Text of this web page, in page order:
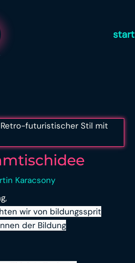
start
Karacsony
wir von bildungssprit
der Bildung